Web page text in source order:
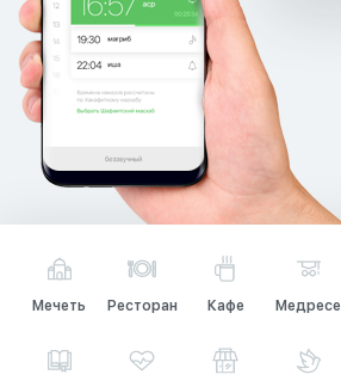
Мечеть Ресторан Кафе Медресе